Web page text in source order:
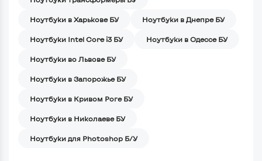
Ноутбуки в Харькове БУ Ноутбуки в Днепре БУ
Ноутбуки Intel Core i3 БУ Ноутбуки в Одессе БУ
Ноутбуки во Львове БУ
Ноутбуки в Запорожье БУ
Ноутбуки в Кривом Роге БУ
Ноутбуки в Николаеве БУ
Ноутбуки для Photoshop Б/У